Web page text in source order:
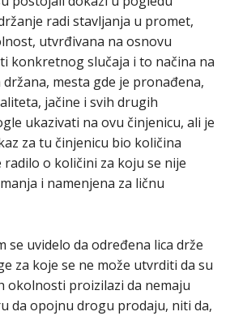
radi stavljanja u promet,
utvrđivana na osnovu
konkretnog slučaja i to načina na
mesta gde je pronađena,
jačine i svih drugih
ukazivati na ovu činjenicu, ali je
za tu činjenicu bio količina
o količini za koju se nije
i namenjena za ličnu
se uvidelo da određena lica drže
za koje se ne može utvrditi da su
okolnosti proizilazi da nemaju
da opojnu drogu prodaju, niti da,